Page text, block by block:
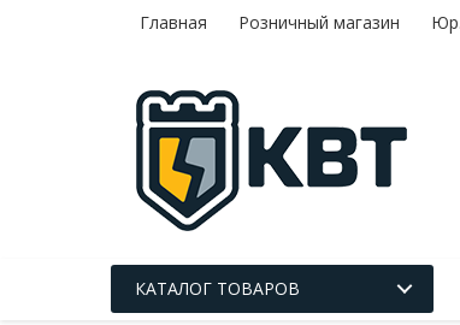
Главная Розничный магазин
КАТАЛОГ ТОВАРОВ